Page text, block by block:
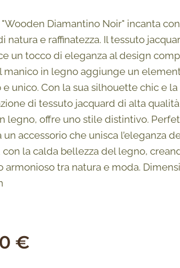
"Wooden Diamantino Noir" incanta
natura e raffinatezza. Il tessuto
un tocco di eleganza al design
manico in legno aggiunge un
unico. Con la sua silhouette chic e la
di tessuto jacquard di alta
legno, offre uno stile distintivo.
un accessorio che unisca l’eleganza
con la calda bellezza del legno,
armonioso tra natura e moda.
€